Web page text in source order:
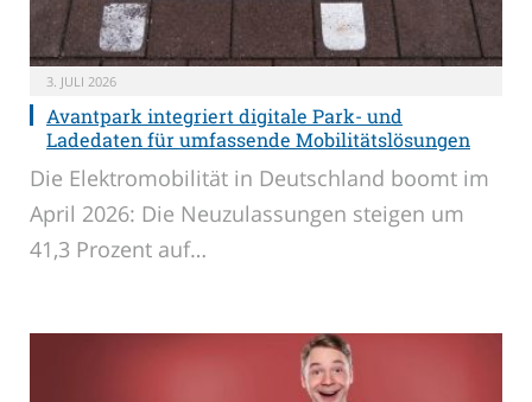
3. JULI 2026
Avantpark integriert digitale Park- und
Ladedaten für umfassende Mobilitätslösungen
Die Elektromobilität in Deutschland boomt im
April 2026: Die Neuzulassungen steigen um
41,3 Prozent auf…